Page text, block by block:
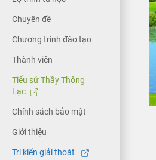
Chuyên đề
Chương trình đào tạo
Thành viên
Tiểu sử Thầy Thông
Lạc
Chính sách bảo mật
Giới thiệu
Tri kiến giải thoát